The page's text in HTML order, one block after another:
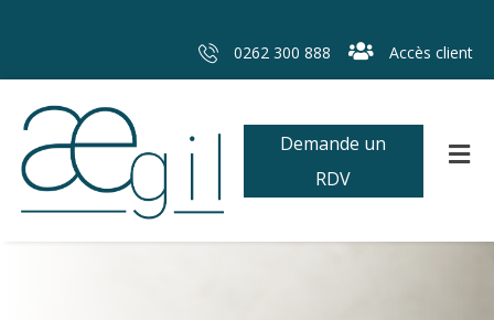
0262 300 888 Accès client
Demande un
RDV